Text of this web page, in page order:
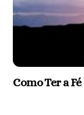
Como Ter a